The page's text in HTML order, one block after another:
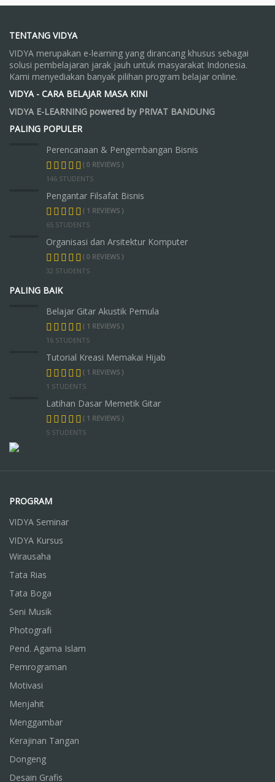
TENTANG VIDYA
VIDYA merupakan e-learning yang dirancang khusus sebagai
solusi pembelajaran jarak jauh untuk masyarakat Indonesia.
Kami menyediakan banyak pilihan program belajar online.
VIDYA - CARA BELAJAR MASA KINI
VIDYA E-LEARNING powered by PRIVAT BANDUNG
PALING POPULER
Perencanaan & Pengembangan Bisnis
( 0 REVIEWS )
146 STUDENTS
Pengantar Filsafat Bisnis
( 1 REVIEWS )
65 STUDENTS
Organisasi dan Arsitektur Komputer
( 0 REVIEWS )
32 STUDENTS
PALING BAIK
Belajar Gitar Akustik Pemula
( 1 REVIEWS )
16 STUDENTS
Tutorial Kreasi Memakai Hijab
( 1 REVIEWS )
1 STUDENTS
Latihan Dasar Memetik Gitar
( 1 REVIEWS )
5 STUDENTS
PROGRAM
VIDYA Seminar
VIDYA Kursus
Wirausaha
Tata Rias
Tata Boga
Seni Musik
Photografi
Pend. Agama Islam
Pemrograman
Motivasi
Menjahit
Menggambar
Kerajinan Tangan
Dongeng
Desain Grafis